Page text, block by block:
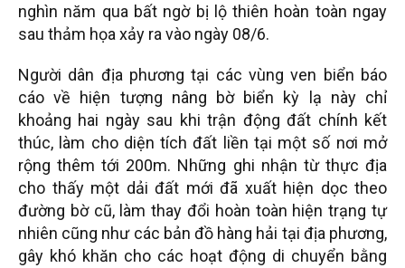
nghìn năm qua bất ngờ bị lộ thiên hoàn toàn ngay
sau thảm họa xảy ra vào ngày 08/6.
Người dân địa phương tại các vùng ven biển báo
cáo về hiện tượng nâng bờ biển kỳ lạ này chỉ
khoảng hai ngày sau khi trận động đất chính kết
thúc, làm cho diện tích đất liền tại một số nơi mở
rộng thêm tới 200m. Những ghi nhận từ thực địa
cho thấy một dải đất mới đã xuất hiện dọc theo
đường bờ cũ, làm thay đổi hoàn toàn hiện trạng tự
nhiên cũng như các bản đồ hàng hải tại địa phương,
gây khó khăn cho các hoạt động di chuyển bằng